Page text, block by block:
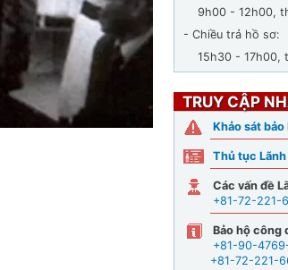
9h00 - 12h00,
- Chiều trả hồ sơ:
15h30 - 17h00,
TRUY CẬP
Khảo sát
Thủ tục
Các vấn đề
+81-72-221-
Bảo hộ công
+81-90-
+81-72-221-